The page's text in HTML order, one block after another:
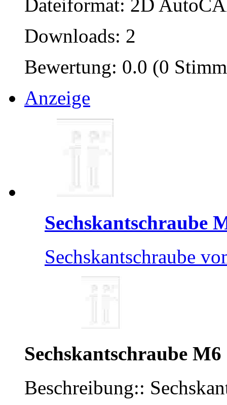
Dateiformat: 2D
Downloads: 2
Bewertung: 0.0 (0
Anzeige
Sechskantschraube
Sechskantschraube
Sechskantschraube M6
Beschreibung::